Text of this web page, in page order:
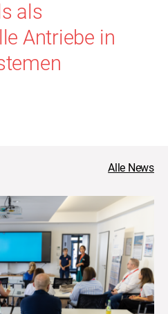
als
Antriebe in
Alle News